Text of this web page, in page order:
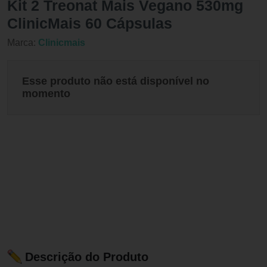
Kit 2 Treonat Mais Vegano 530mg
ClinicMais 60 Cápsulas
Marca: Clinicmais
Esse produto não está disponível no
momento
Descrição do Produto